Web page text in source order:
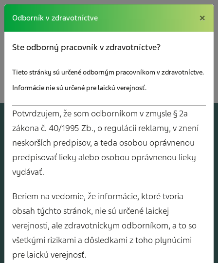
×
AJOV Y
Mám záujem o zasielanie odborného
spravodajcu
Odborník v zdravotníctve ×
Ste odborný pracovník v zdravotníctve?
Tieto stránky sú určené odborným pracovníkom v zdravotníctve.
Informácie nie sú určené pre laickú verejnosť.
Potvrdzujem, že som odborníkom v zmysle § 2a
zákona č. 40/1995 Zb., o regulácii reklamy, v znení
neskorších predpisov, a teda osobou oprávnenou
predpisovať lieky alebo osobou oprávnenou lieky
vydávať.
Beriem na vedomie, že informácie, ktoré tvoria
obsah týchto stránok, nie sú určené laickej
verejnosti, ale zdravotníckym odborníkom, a to so
všetkými rizikami a dôsledkami z toho plynúcimi
pre laickú verejnosť.